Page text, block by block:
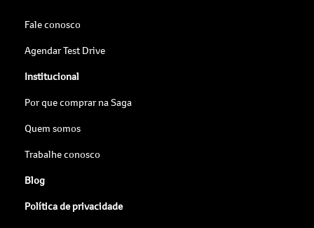
Fale conosco
Agendar Test Drive
Institucional
Por que comprar na Saga
Quem somos
Trabalhe conosco
Blog
Política de privacidade